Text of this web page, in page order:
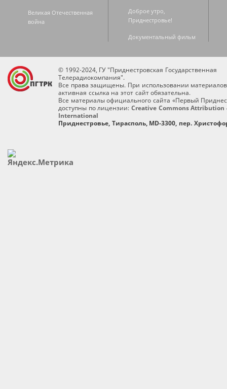
Великая Отечественная
война
Доброе утро,
Приднестровье!
Документальный фильм
© 1992-2024, ГУ "Приднестровская Государственная
Телерадиокомпания".
Все права защищены. При использовании
активная ссылка на этот сайт обязательна.
Все материалы официального сайта «Первый
доступны по лицензии: Creative Commons Attribution
International
Приднестровье, Тирасполь, MD-3300, пер.